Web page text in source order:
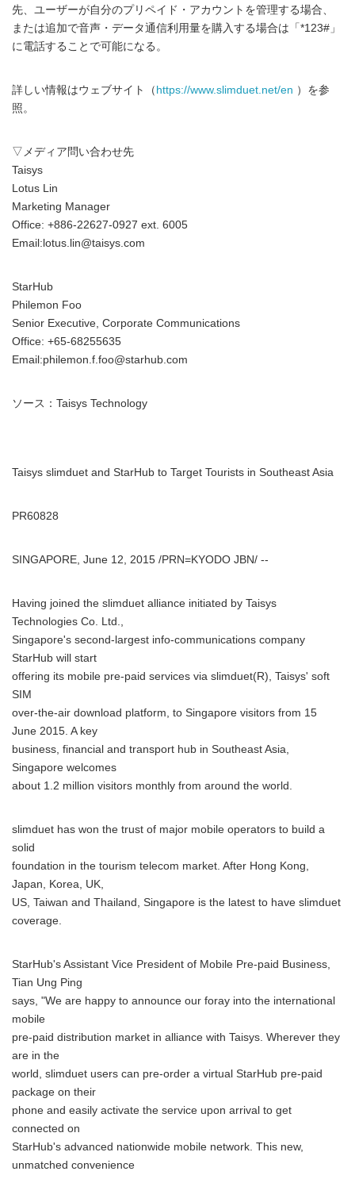
先、ユーザーが自分のプリペイド・アカウントを管理する場合、
または追加で音声・データ通信利用量を購入する場合は「*123#」
に電話することで可能になる。
詳しい情報はウェブサイト（ https://www.slimduet.net/en ）を参
照。
▽メディア問い合わせ先
Taisys
Lotus Lin
Marketing Manager
Office: +886-22627-0927 ext. 6005
Email:lotus.lin@taisys.com
StarHub
Philemon Foo
Senior Executive, Corporate Communications
Office: +65-68255635
Email:philemon.f.foo@starhub.com
ソース：Taisys Technology
Taisys slimduet and StarHub to Target Tourists in Southeast Asia
PR60828
SINGAPORE, June 12, 2015 /PRN=KYODO JBN/ --
Having joined the slimduet alliance initiated by Taisys
Technologies Co. Ltd.,
Singapore's second-largest info-communications company
StarHub will start
offering its mobile pre-paid services via slimduet(R), Taisys' soft
SIM
over-the-air download platform, to Singapore visitors from 15
June 2015. A key
business, financial and transport hub in Southeast Asia,
Singapore welcomes
about 1.2 million visitors monthly from around the world.
slimduet has won the trust of major mobile operators to build a
solid
foundation in the tourism telecom market. After Hong Kong,
Japan, Korea, UK,
US, Taiwan and Thailand, Singapore is the latest to have slimduet
coverage.
StarHub's Assistant Vice President of Mobile Pre-paid Business,
Tian Ung Ping
says, "We are happy to announce our foray into the international
mobile
pre-paid distribution market in alliance with Taisys. Wherever they
are in the
world, slimduet users can pre-order a virtual StarHub pre-paid
package on their
phone and easily activate the service upon arrival to get
connected on
StarHub's advanced nationwide mobile network. This new,
unmatched convenience